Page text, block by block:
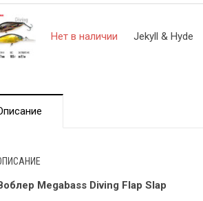
Нет в наличии Jekyll & Hyde
Megabass Diving Flap Slap